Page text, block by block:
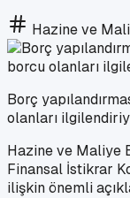
Hazine ve
Borç
olanları
Hazine ve Maliye
Finansal İstikrar
ilişkin önemli